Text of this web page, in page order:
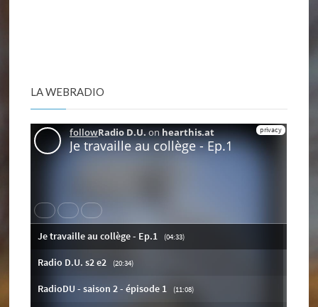
LA WEBRADIO